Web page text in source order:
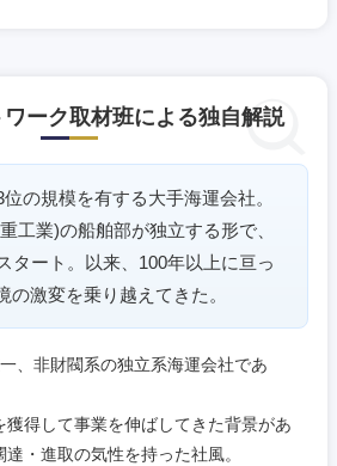
ーク取材班による独自解説
の規模を有する大手海運会社。
工業)の船舶部が独立する形で、
タート。以来、100年以上に亘っ
の激変を乗り越えてきた。
、非財閥系の独立系海運会社であ
獲得して事業を伸ばしてきた背景があ
・進取の気性を持った社風。
京都府
兵庫県
和歌山県